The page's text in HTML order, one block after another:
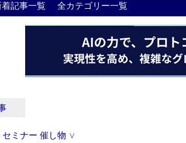
着記事一覧 全カテゴリー一覧
セミナー 催し物 ∨